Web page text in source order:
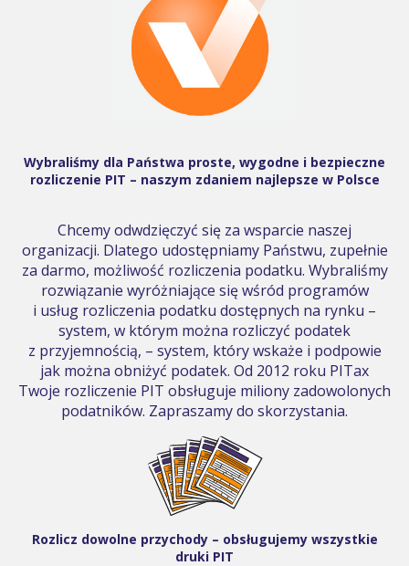
Wybraliśmy dla Państwa proste, wygodne i bezpieczne
rozliczenie PIT – naszym zdaniem najlepsze w Polsce
Chcemy odwdzięczyć się za wsparcie naszej
organizacji. Dlatego udostępniamy Państwu, zupełnie
za darmo, możliwość rozliczenia podatku. Wybraliśmy
rozwiązanie wyróżniające się wśród programów
i usług rozliczenia podatku dostępnych na rynku –
system, w którym można rozliczyć podatek
z przyjemnością, – system, który wskaże i podpowie
jak można obniżyć podatek. Od 2012 roku PITax
Twoje rozliczenie PIT obsługuje miliony zadowolonych
podatników. Zapraszamy do skorzystania.
Rozlicz dowolne przychody – obsługujemy wszystkie
druki PIT